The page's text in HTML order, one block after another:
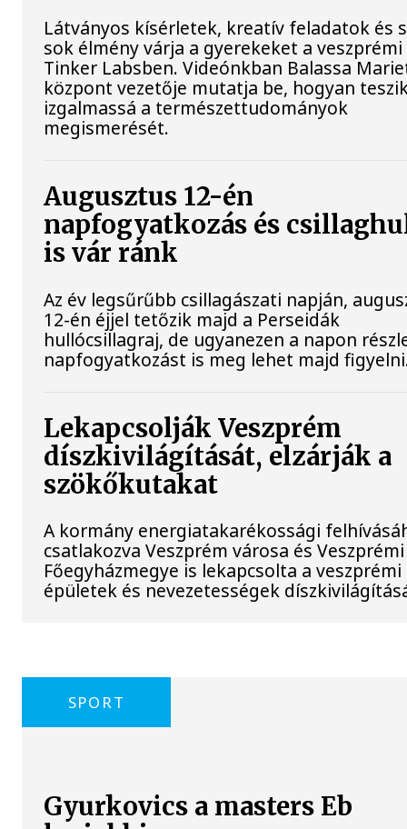
Látványos kísérletek, kreatív feladatok és
sok élmény várja a gyerekeket a veszprémi
Tinker Labsben. Videónkban Balassa
központ vezetője mutatja be, hogyan
izgalmassá a természettudományok
megismerését.
Augusztus 12-én
napfogyatkozás és
is vár ránk
Az év legsűrűbb csillagászati napján,
12-én éjjel tetőzik majd a Perseidák
hullócsillagraj, de ugyanezen a napon
napfogyatkozást is meg lehet majd
Lekapcsolják Veszprém
díszkivilágítását, elzárják a
szökőkutakat
A kormány energiatakarékossági
csatlakozva Veszprém városa és Veszprémi
Főegyházmegye is lekapcsolta a veszprémi
épületek és nevezetességek
SPORT
Gyurkovics a masters Eb